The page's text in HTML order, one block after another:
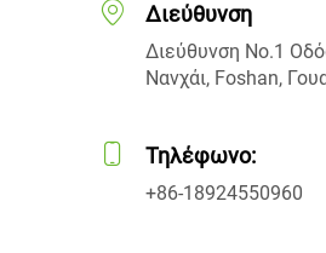
Διεύθυνση
Διεύθυνση No.1
Νανχάι, Foshan,
Τηλέφωνο:
+86-18924550960